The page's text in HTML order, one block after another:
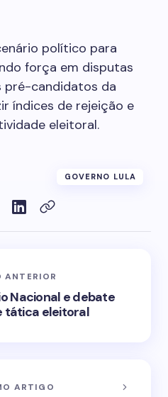
político para
força em disputas
pré-candidatos da
índices de rejeição e
eleitoral.
GOVERNO LULA
ANTERIOR
Nacional e debate
tática eleitoral
ARTIGO